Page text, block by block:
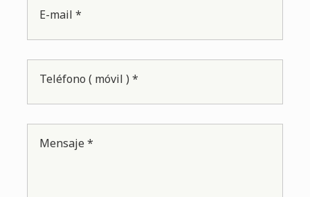
E-mail *
Teléfono ( móvil ) *
Mensaje *